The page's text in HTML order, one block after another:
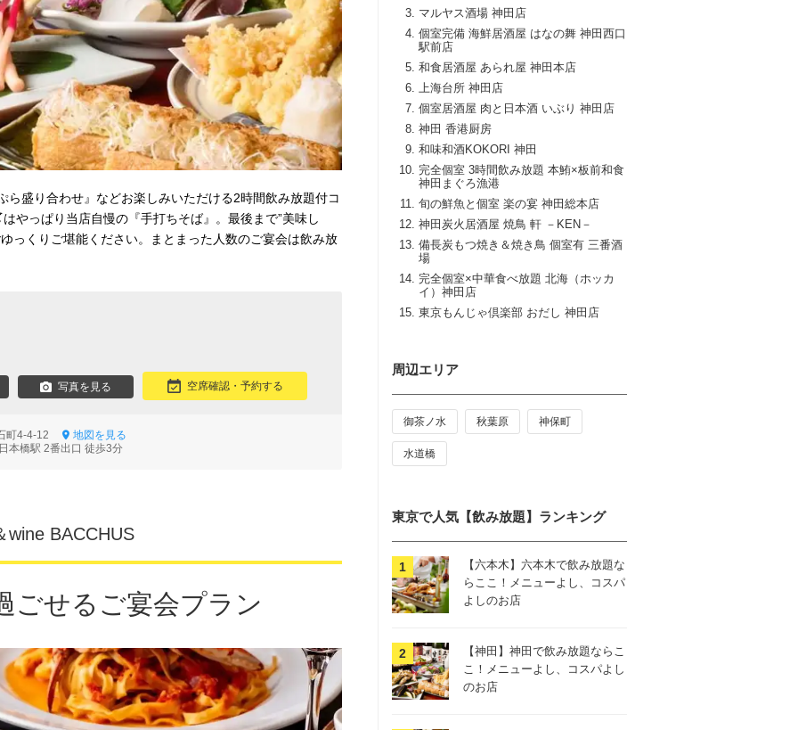
マルヤス酒場 神田店
個室完備 海鮮居酒屋 はなの舞 神田西口
駅前店
和食居酒屋 あられ屋 神田本店
上海台所 神田店
個室居酒屋 肉と日本酒 いぶり 神田店
神田 香港厨房
和味和酒KOKORI 神田
完全個室 3時間飲み放題 本鮪×板前和食
神田まぐろ漁港
旬の鮮魚と個室 楽の宴 神田総本店
神田炭火居酒屋 焼鳥 軒 －KEN－
備長炭もつ焼き＆焼き鳥 個室有 三番酒
場
完全個室×中華食べ放題 北海（ホッカ
イ）神田店
東京もんじゃ倶楽部 おだし 神田店
ら盛り合わせ』などお楽しみいただける2時間飲み放題付コ
やっぱり当店自慢の『手打ちそば』。最後まで”美味し
っくりご堪能ください。まとまった人数のご宴会は飲み放
写真を見る 空席確認・予約する
町4-4-12
地図を見る
本橋駅 2番出口 徒歩3分
wine BACCHUS
ごせるご宴会プラン
周辺エリア
御茶ノ水 秋葉原 神保町
水道橋
東京で人気【飲み放題】ランキング
【六本木】六本木で飲み放題な
らここ！メニューよし、コスパ
よしのお店
【神田】神田で飲み放題ならこ
こ！メニューよし、コスパよし
のお店